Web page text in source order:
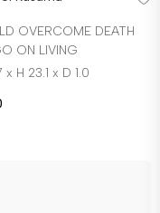
OVERCOME DEATH
ON LIVING
H 23.1 x D 1.0